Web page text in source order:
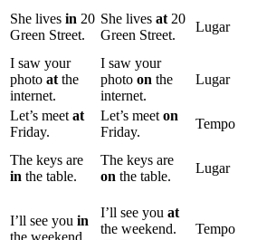
She lives in 20
Green Street.
She lives at 20
Green Street.
Lugar
I saw your
photo at the
internet.
I saw your
photo on the
internet.
Lugar
Let’s meet at
Friday.
Let’s meet on
Friday.
Tempo
The keys are
in the table.
The keys are
on the table.
Lugar
I’ll see you in
I’ll see you at
the weekend.
Tempo